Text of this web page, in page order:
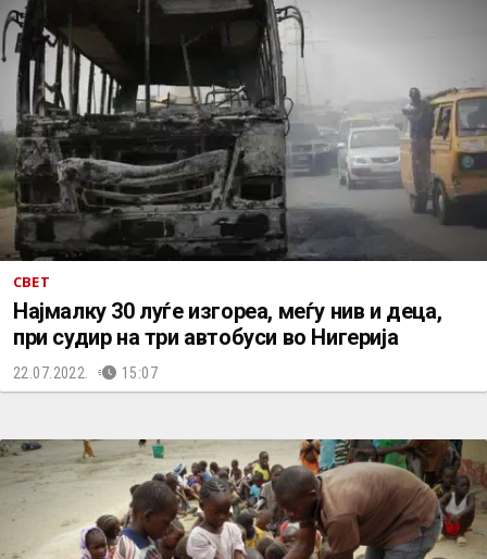
СВЕТ
Најмалку 30 луѓе изгореа, меѓу нив и деца,
при судир на три автобуси во Нигерија
22.07.2022. 15:07